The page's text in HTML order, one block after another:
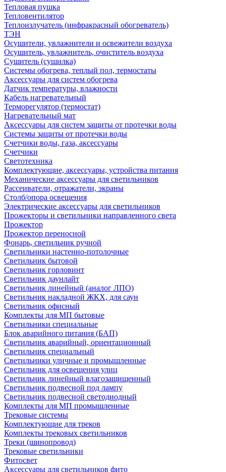
Тепловая пушка
Тепловентилятор
Теплоизлучатель (инфракрасный обогреватель)
ТЭН
Осушители, увлажнители и освежители воздуха
Осушитель, увлажнитель, очиститель воздуха
Сушитель (сушилка)
Системы обогрева, теплый пол, термостаты
Аксессуары для систем обогрева
Датчик температуры, влажности
Кабель нагревательный
Терморегулятор (термостат)
Нагревательный мат
Аксессуары для систем защиты от протечки воды
Системы защиты от протечки воды
Счетчики воды, газа, аксессуары
Счетчики
Светотехника
Комплектующие, аксессуары, устройства питания
Механические аксессуары для светильников
Рассеиватели, отражатели, экраны
Столб/опора освещения
Электрические аксессуары для светильников
Прожекторы и светильники направленного света
Прожектор
Прожектор переносной
Фонарь, светильник ручной
Светильники настенно-потолочные
Светильник бытовой
Светильник горловинт
Светильник даунлайт
Светильник линейный (аналог ЛПО)
Светильник накладной ЖКХ, для саун
Светильник офисный
Комплекты для МП бытовые
Светильники специальные
Блок аварийного питания (БАП)
Светильник аварийный, ориентационный
Светильник специальный
Светильники уличные и промышленные
Светильник для освещения улиц
Светильник линейный влагозащищенный
Светильник подвесной под лампу
Светильник подвесной светодиодный
Комплекты для МП промышленные
Трековые системы
Комплектующие для треков
Комплекты трековых светильников
Треки (шинопровод)
Трековые светильники
Фитосвет
Аксессуары для светильников фито